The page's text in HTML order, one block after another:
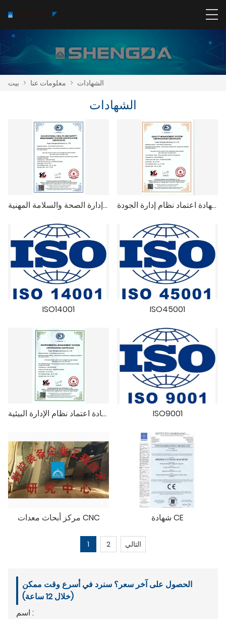
بيت > معلومات عنا > الشهادات
الشهادات
شهادة اعتماد نظام إدارة الصحة والسلامة المهنية شهادة اعتماد نظام إدارة الجودة
ISO14001 ISO45001
شهادة اعتماد نظام الإدارة البيئية ISO9001
مركز أبحاث معدات CNC شهادة CE
1 2 التالي
الحصول على آخر سعر؟ سنرد في أسرع وقت ممكن
(خلال 12 ساعة)
اسم :